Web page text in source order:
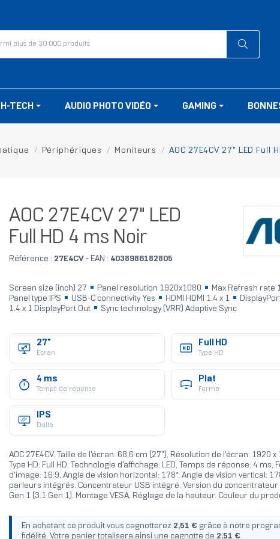
TECH AUDIO PHOTO VIDÉO GAMING
Périphériques Moniteurs AOC 27E4CV 27" LED Full
AOC 27E4CV 27" LED
Full HD 4 ms Noir
Référence : 27E4CV - EAN : 4038986182805
Screen size (inch) 27 Panel resolution 1920x1080
Max Refresh rate
Panel type IPS
USB-C connectivity Yes HDMI HDMI 1.4 x 1
1.4 x 1 DisplayPort Out
Sync technology (VRR) Adaptive Sync
27"
Ecran
Full HD
Type HD
4 ms
Temps de réponse
Plat
Forme
IPS
Dalle
AOC 27E4CV. Taille de l'écran: 68,6 cm (27"), Résolution de l'écran: 1920 x
Type HD: Full HD, Technologie d'affichage: LED, Temps de réponse: 4 ms,
d'image: 16:9, Angle de vision horizontal: 178°, Angle de vision vertical:
parleurs intégrés. Concentrateur USB intégré, Version du concentrateur
Gen 1 (3.1 Gen 1). Montage VESA, Réglage de la hauteur. Couleur du
En achetant ce produit vous cagnotterez 2,51 € grâce à notre
fidélité. Votre panier totalisera ainsi une cagnotte de 2,51 €.